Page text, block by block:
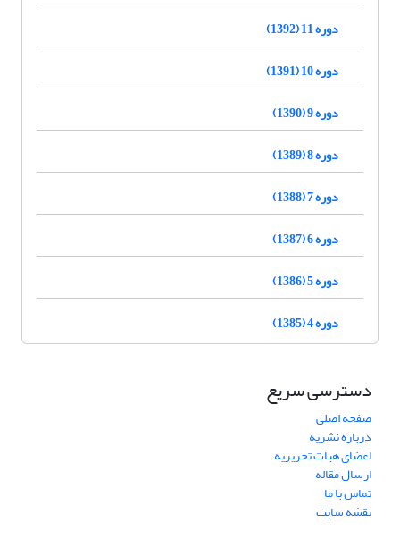
دوره 11 (1392)
دوره 10 (1391)
دوره 9 (1390)
دوره 8 (1389)
دوره 7 (1388)
دوره 6 (1387)
دوره 5 (1386)
دوره 4 (1385)
دسترسی سریع
صفحه اصلی
درباره نشریه
اعضای هیات تحریریه
ارسال مقاله
تماس با ما
نقشه سایت